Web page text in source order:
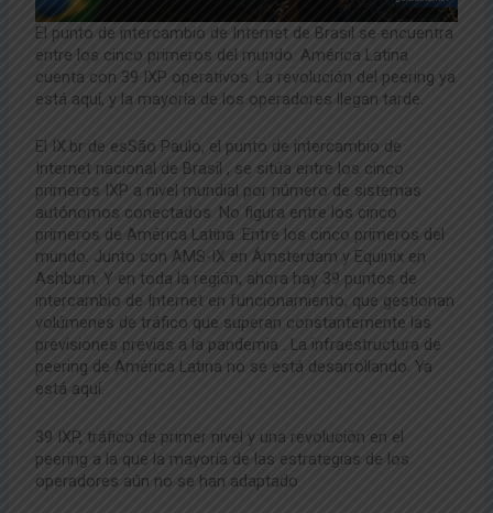
El punto de intercambio de Internet de Brasil se encuentra
entre los cinco primeros del mundo. América Latina
cuenta con 39 IXP operativos. La revolución del peering ya
está aquí,y la mayoría de los operadores llegan tarde.
El IX.br de esSão Paulo, el punto de intercambio de
Internet nacional de Brasil , se sitúa entre los cinco
primeros IXP a nivel mundial por número de sistemas
autónomos conectados. No figura entre los cinco
primeros de América Latina. Entre los cinco primeros del
mundo. Junto con AMS-IX en Ámsterdam y Equinix en
Ashburn. Y en toda la región, ahora hay 39 puntos de
intercambio de Internet en funcionamiento, que gestionan
volúmenes de tráfico que superan constantemente las
previsiones previas a la pandemia . La infraestructura de
peering de América Latina no se está desarrollando. Ya
está aquí.
39 IXP, tráfico de primer nively una revolución en el
peering a la que la mayoría de las estrategias de los
operadores aún no se han adaptado